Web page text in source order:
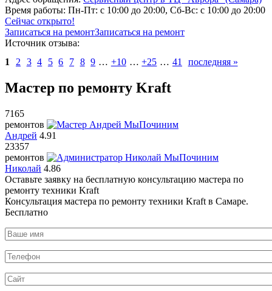
Время работы: Пн-Пт: с 10:00 до 20:00, Сб-Вс: с 10:00 до 20:00
Сейчас открыто!
Записаться на ремонтЗаписаться на ремонт
Источник отзыва:
1
2 3 4 5 6 7 8 9 … +10 … +25 … 41 последняя »
Мастер по ремонту Kraft
7165
ремонтов
Андрей 4.91
23357
ремонтов
Николай 4.86
Оставьте заявку на бесплатную консультацию мастера по
ремонту техники Kraft
Консультация мастера по ремонту техники Kraft в Самаре.
Бесплатно